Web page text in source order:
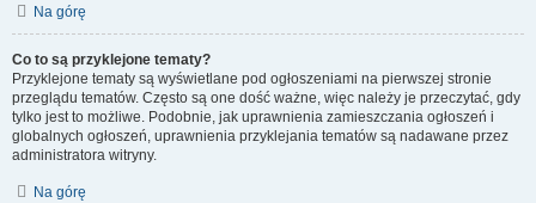
Na górę
Co to są przyklejone tematy?
Przyklejone tematy są wyświetlane pod ogłoszeniami na pierwszej stronie
przeglądu tematów. Często są one dość ważne, więc należy je przeczytać, gdy
tylko jest to możliwe. Podobnie, jak uprawnienia zamieszczania ogłoszeń i
globalnych ogłoszeń, uprawnienia przyklejania tematów są nadawane przez
administratora witryny.
Na górę